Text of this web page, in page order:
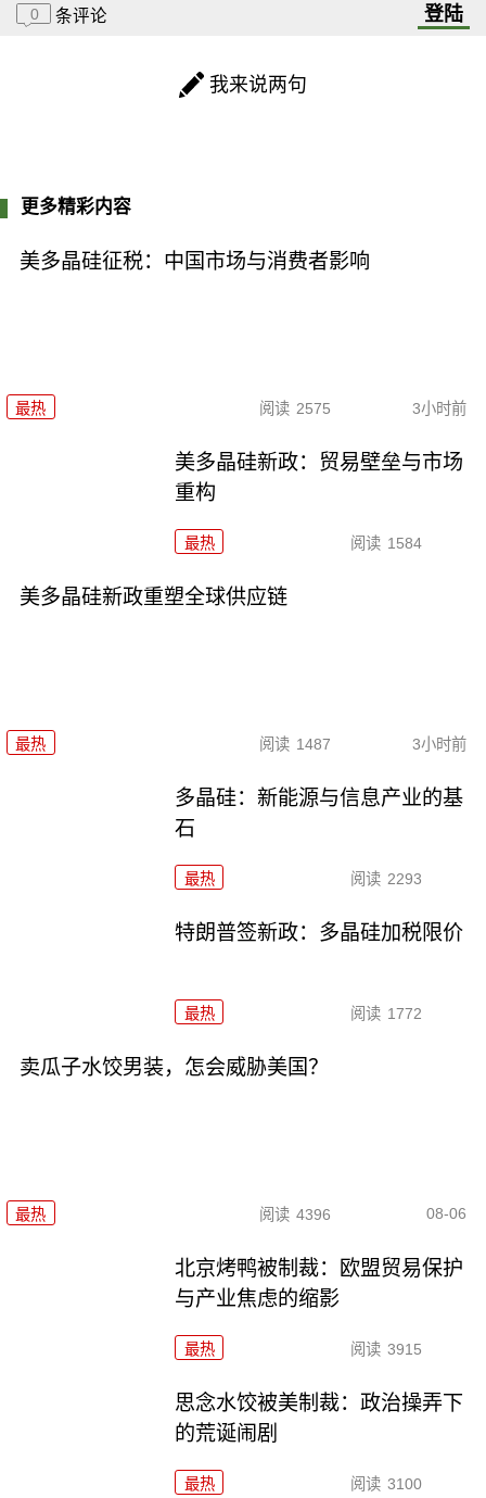
0 条评论 登陆
我来说两句
更多精彩内容
美多晶硅征税：中国市场与消费者影响
最热 阅读 2575 3小时前
美多晶硅新政：贸易壁垒与市场
重构
最热 阅读 1584
美多晶硅新政重塑全球供应链
最热 阅读 1487 3小时前
多晶硅：新能源与信息产业的基
石
最热 阅读 2293
特朗普签新政：多晶硅加税限价
最热 阅读 1772
卖瓜子水饺男装，怎会威胁美国？
最热 阅读 4396 08-06
北京烤鸭被制裁：欧盟贸易保护
与产业焦虑的缩影
最热 阅读 3915
思念水饺被美制裁：政治操弄下
的荒诞闹剧
最热 阅读 3100